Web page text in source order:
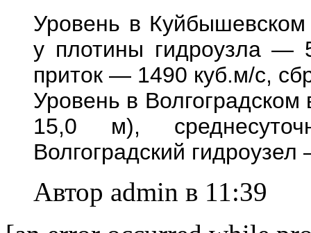
Уровень в
у плотины гидроузла
приток — 1490 куб.м/с,
Уровень в
15,0 м),
Волгоградский
Автор admin в 11:39